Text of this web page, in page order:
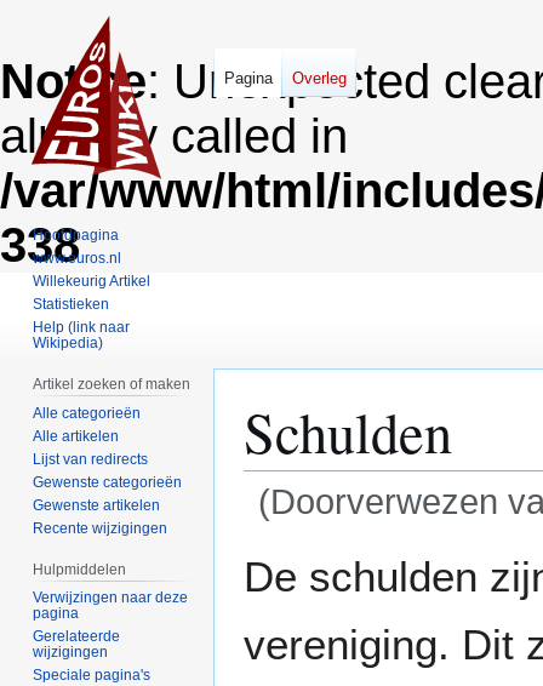
Notice: Unexpected
already called in
/var/www/html/
338
Schulden
(Doorverwezen
navigatie
zoeken
De schulden
vereniging. Dit
Pagina Overleg
Hoofdpagina
www.euros.nl
Willekeurig Artikel
Statistieken
Help (link naar
Wikipedia)
Artikel zoeken of maken
Alle categorieën
Alle artikelen
Lijst van redirects
Gewenste categorieën
Gewenste artikelen
Recente wijzigingen
Hulpmiddelen
Verwijzingen naar deze
pagina
Gerelateerde
wijzigingen
Speciale pagina's